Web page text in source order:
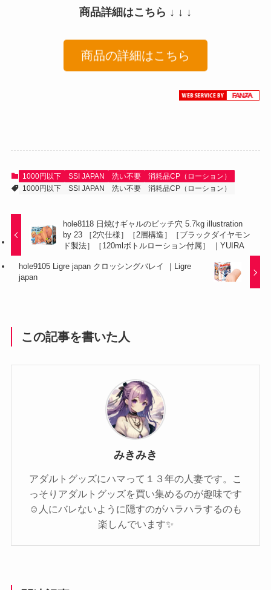
商品詳細はこちら ↓ ↓ ↓
商品の詳細はこちら
1000円以下 SSI JAPAN 洗い不要
消耗品CP（ローション）
1000円以下
SSI JAPAN 洗い不要 消耗品CP（ローション）
hole8118 日焼けギャルのビッチ穴 5.7kg illustration
by 23 ［2穴仕様］［2層構造］［ブラックダイヤモン
ド製法］［120mlボトルローション付属］ ｜YUIRA
hole9105 Ligre japan クロッシングバレイ ｜Ligre
japan
この記事を書いた人
みきみき
アダルトグッズにハマって１３年の人妻です。こ
っそりアダルトグッズを買い集めるのが趣味です
☺️人にバレないように隠すのがハラハラするのも
楽しんでいます✨️